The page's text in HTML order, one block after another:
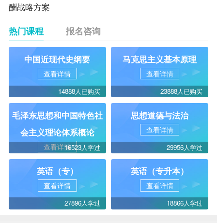
酬战略方案
热门课程 报名咨询
中国近现代史纲要
查看详情
14888人已购买
马克思主义基本原理
查看详情
23888人已购买
毛泽东思想和中国特色社
会主义理论体系概论
查看详情16523人学过
思想道德与法治
查看详情
29956人学过
英语（专）
查看详情
27896人学过
英语（专升本）
查看详情
18866人学过